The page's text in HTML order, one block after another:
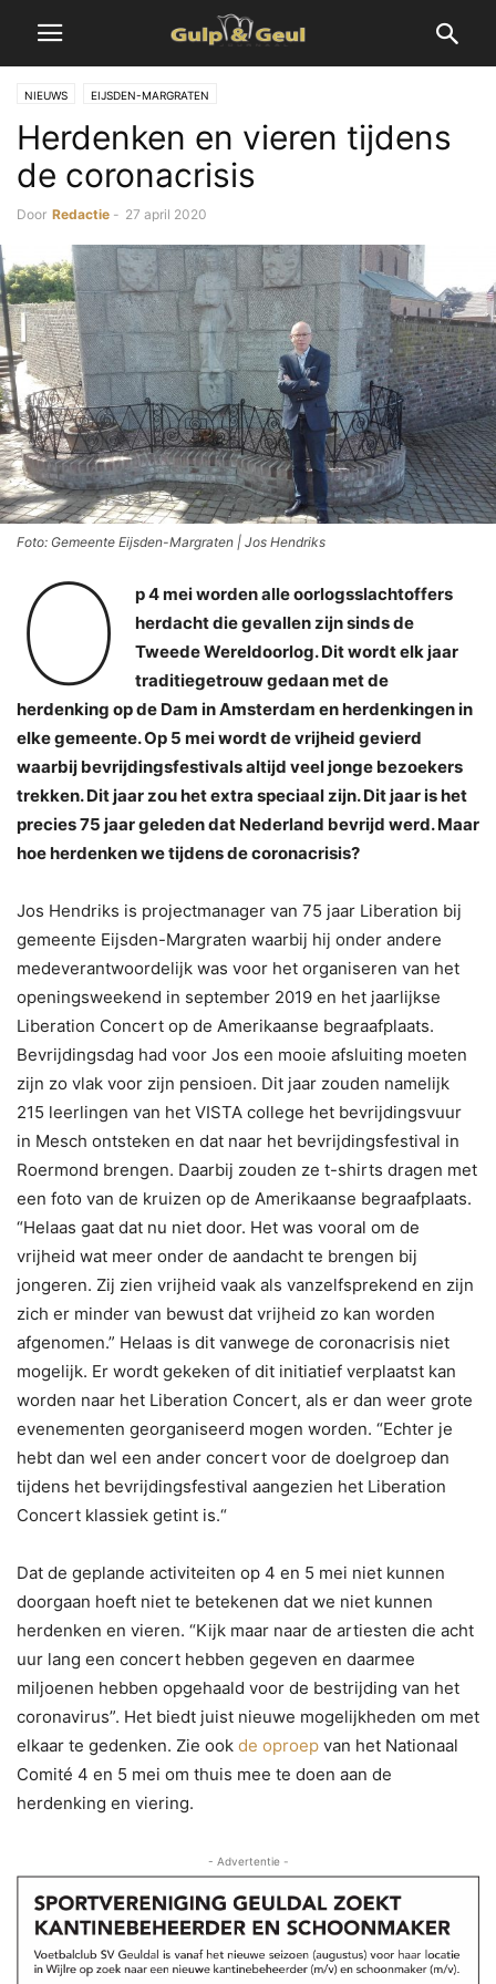
NIEUWS EIJSDEN-MARGRATEN
Herdenken en vieren tijdens
de coronacrisis
Door Redactie - 27 april 2020
Foto: Gemeente Eijsden-Margraten | Jos Hendriks
O
p 4 mei worden alle oorlogsslachtoffers
herdacht die gevallen zijn sinds de
Tweede Wereldoorlog. Dit wordt elk jaar
traditiegetrouw gedaan met de
herdenking op de Dam in Amsterdam en herdenkingen in
elke gemeente. Op 5 mei wordt de vrijheid gevierd
waarbij bevrijdingsfestivals altijd veel jonge bezoekers
trekken. Dit jaar zou het extra speciaal zijn. Dit jaar is het
precies 75 jaar geleden dat Nederland bevrijd werd. Maar
hoe herdenken we tijdens de coronacrisis?
Jos Hendriks is projectmanager van 75 jaar Liberation bij
gemeente Eijsden-Margraten waarbij hij onder andere
medeverantwoordelijk was voor het organiseren van het
openingsweekend in september 2019 en het jaarlijkse
Liberation Concert op de Amerikaanse begraafplaats.
Bevrijdingsdag had voor Jos een mooie afsluiting moeten
zijn zo vlak voor zijn pensioen. Dit jaar zouden namelijk
215 leerlingen van het VISTA college het bevrijdingsvuur
in Mesch ontsteken en dat naar het bevrijdingsfestival in
Roermond brengen. Daarbij zouden ze t-shirts dragen met
een foto van de kruizen op de Amerikaanse begraafplaats.
“Helaas gaat dat nu niet door. Het was vooral om de
vrijheid wat meer onder de aandacht te brengen bij
jongeren. Zij zien vrijheid vaak als vanzelfsprekend en zijn
zich er minder van bewust dat vrijheid zo kan worden
afgenomen.” Helaas is dit vanwege de coronacrisis niet
mogelijk. Er wordt gekeken of dit initiatief verplaatst kan
worden naar het Liberation Concert, als er dan weer grote
evenementen georganiseerd mogen worden. “Echter je
hebt dan wel een ander concert voor de doelgroep dan
tijdens het bevrijdingsfestival aangezien het Liberation
Concert klassiek getint is.“
Dat de geplande activiteiten op 4 en 5 mei niet kunnen
doorgaan hoeft niet te betekenen dat we niet kunnen
herdenken en vieren. “Kijk maar naar de artiesten die acht
uur lang een concert hebben gegeven en daarmee
miljoenen hebben opgehaald voor de bestrijding van het
coronavirus”. Het biedt juist nieuwe mogelijkheden om met
elkaar te gedenken. Zie ook de oproep van het Nationaal
Comité 4 en 5 mei om thuis mee te doen aan de
herdenking en viering.
- Advertentie -